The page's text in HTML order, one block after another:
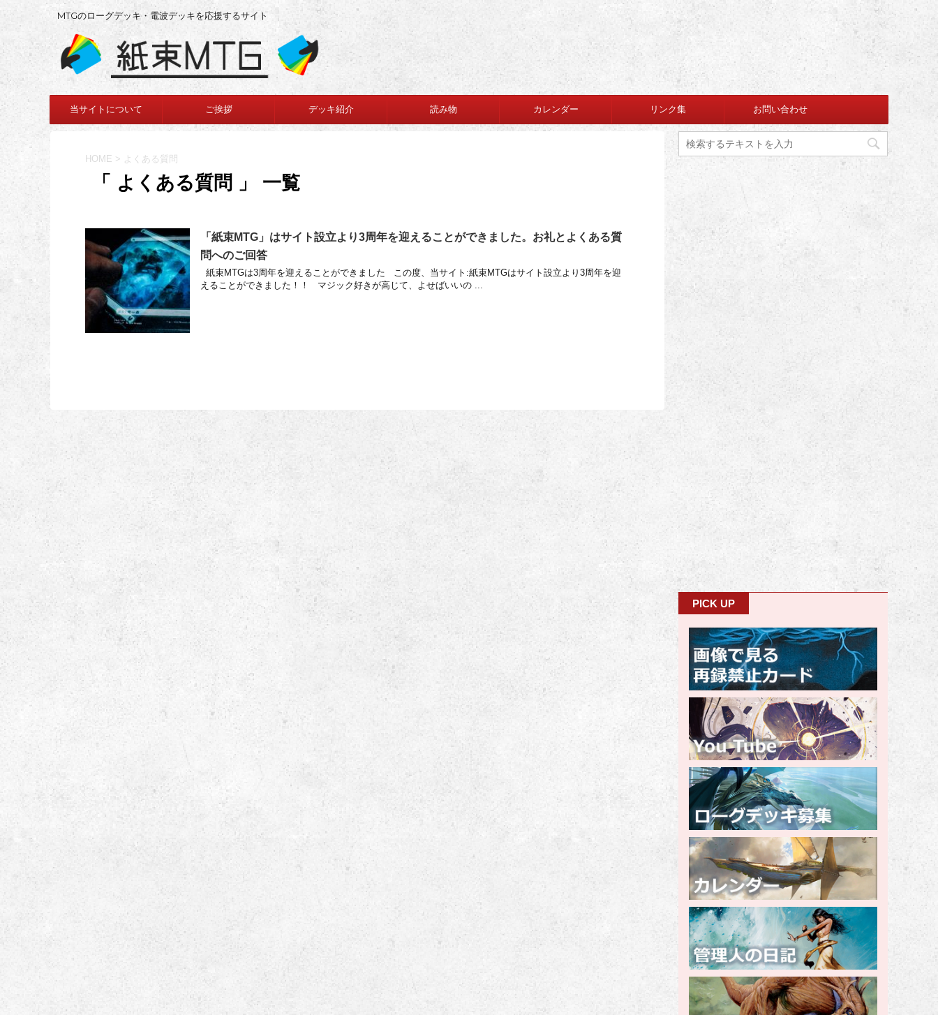
MTGのローグデッキ・電波デッキを応援するサイト
当サイトについて ご挨拶 デッキ紹介 読み物 カレンダー リンク集 お問い合わせ
HOME > よくある質問
「 よくある質問 」 一覧
「紙束MTG」はサイト設立より3周年を迎えることができました。お礼とよくある質
問へのご回答
紙束MTGは3周年を迎えることができました この度、当サイト:紙束MTGはサイト設立より3周年を迎
えることができました！！ マジック好きが高じて、よせばいいの ...
PICK UP